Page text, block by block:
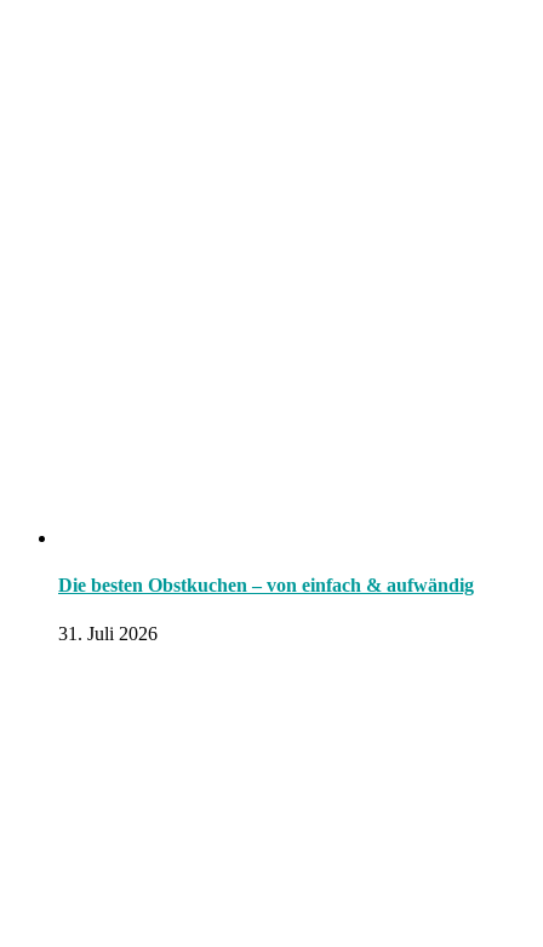
Die besten Obstkuchen – von einfach & aufwändig
31. Juli 2026